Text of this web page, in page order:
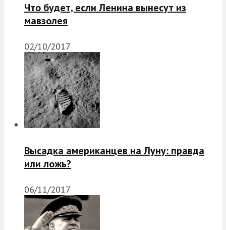
Что будет, если Ленина вынесут из
мавзолея
02/10/2017
Высадка американцев на Луну: правда
или ложь?
06/11/2017